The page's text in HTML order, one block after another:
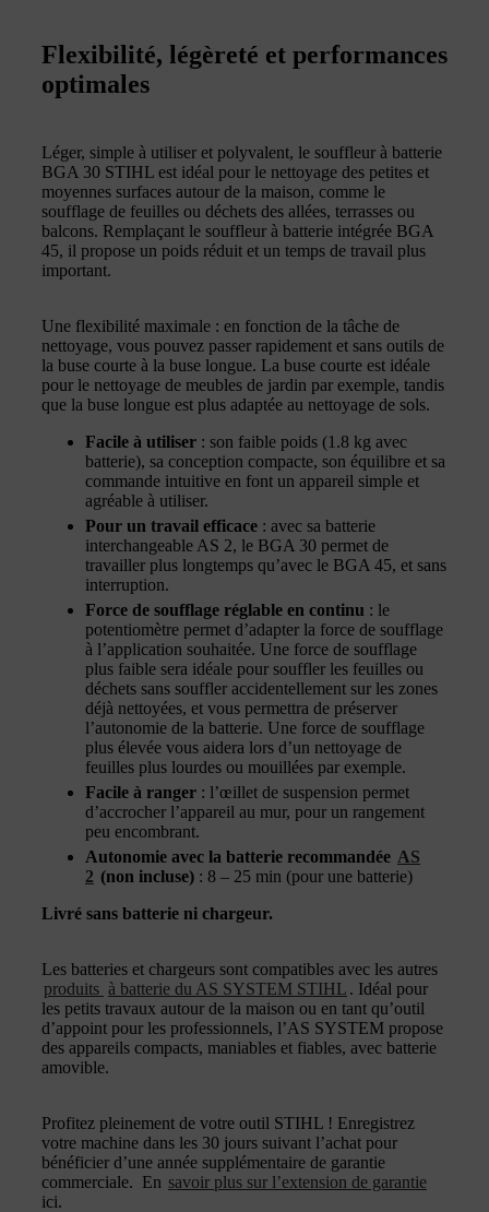
Flexibilité, légèreté et performances
optimales
Léger, simple à utiliser et polyvalent, le souffleur à batterie
BGA 30 STIHL est idéal pour le nettoyage des petites et
moyennes surfaces autour de la maison, comme le
soufflage de feuilles ou déchets des allées, terrasses ou
balcons. Remplaçant le souffleur à batterie intégrée BGA
45, il propose un poids réduit et un temps de travail plus
important.
Une flexibilité maximale : en fonction de la tâche de
nettoyage, vous pouvez passer rapidement et sans outils de
la buse courte à la buse longue. La buse courte est idéale
pour le nettoyage de meubles de jardin par exemple, tandis
que la buse longue est plus adaptée au nettoyage de sols.
Facile à utiliser : son faible poids (1.8 kg avec
batterie), sa conception compacte, son équilibre et sa
commande intuitive en font un appareil simple et
agréable à utiliser.
Pour un travail efficace : avec sa batterie
interchangeable AS 2, le BGA 30 permet de
travailler plus longtemps qu’avec le BGA 45, et sans
interruption.
Force de soufflage réglable en continu : le
potentiomètre permet d’adapter la force de soufflage
à l’application souhaitée. Une force de soufflage
plus faible sera idéale pour souffler les feuilles ou
déchets sans souffler accidentellement sur les zones
déjà nettoyées, et vous permettra de préserver
l’autonomie de la batterie. Une force de soufflage
plus élevée vous aidera lors d’un nettoyage de
feuilles plus lourdes ou mouillées par exemple.
Facile à ranger : l’œillet de suspension permet
d’accrocher l’appareil au mur, pour un rangement
peu encombrant.
Autonomie avec la batterie recommandée AS
2 (non incluse) : 8 – 25 min (pour une batterie)
Livré sans batterie ni chargeur.
Les batteries et chargeurs sont compatibles avec les autres
produits à batterie du AS SYSTEM STIHL . Idéal pour
les petits travaux autour de la maison ou en tant qu’outil
d’appoint pour les professionnels, l’AS SYSTEM propose
des appareils compacts, maniables et fiables, avec batterie
amovible.
Profitez pleinement de votre outil STIHL ! Enregistrez
votre machine dans les 30 jours suivant l’achat pour
bénéficier d’une année supplémentaire de garantie
commerciale. En savoir plus sur l’extension de garantie
ici.